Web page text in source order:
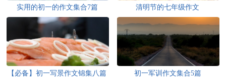
实用的初一的作文集合7篇 清明节的七年级作文
【必备】初一写景作文锦集八篇 初一军训作文集合5篇